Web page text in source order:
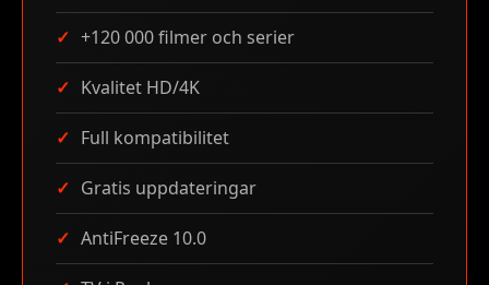
+120 000 filmer och serier
Kvalitet HD/4K
Full kompatibilitet
Gratis uppdateringar
AntiFreeze 10.0